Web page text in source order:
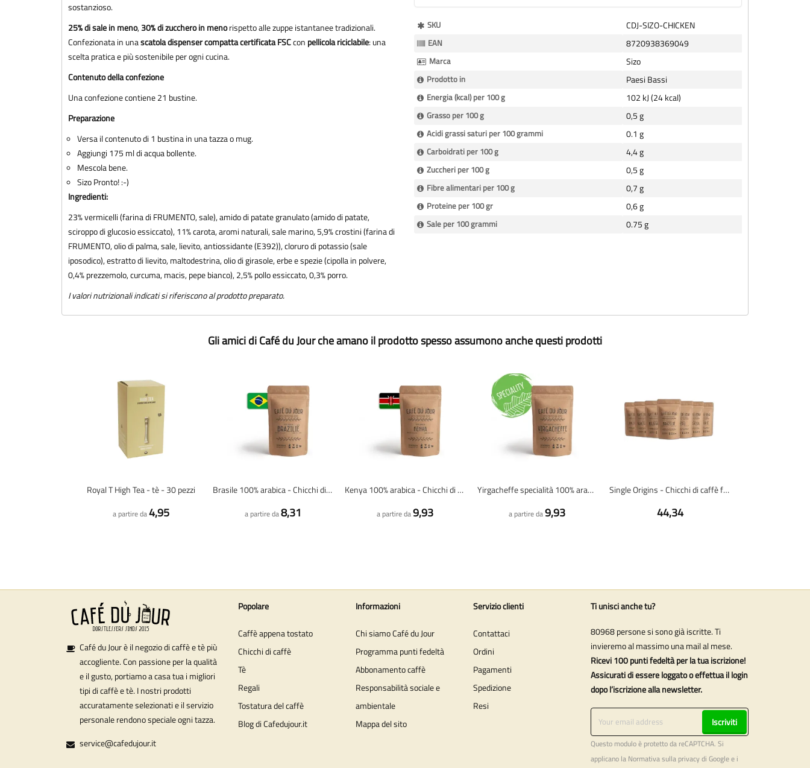
sostanzioso.
25% di sale in meno,30% di zucchero in menorispetto alle zuppe istantanee tradizionali.
Confezionata in unascatola dispenser compatta certificata FSCcon pellicola riciclabile: una
scelta pratica e più sostenibile per ogni cucina.
Contenuto della confezione
Una confezione contiene 21 bustine.
Preparazione
Versa il contenuto di 1 bustina in una tazza o mug.
Aggiungi 175 ml di acqua bollente.
Mescola bene.
Sizo Pronto! :-)
Ingredienti:
23% vermicelli (farina di FRUMENTO, sale), amido di patate granulato (amido di patate,
sciroppo di glucosio essiccato), 11% carota, aromi naturali, sale marino, 5,9% crostini (farina di
FRUMENTO, olio di palma, sale, lievito, antiossidante (E392)), cloruro di potassio (sale
iposodico), estratto di lievito, maltodestrina, olio di girasole, erbe e spezie (cipolla in polvere,
0,4% prezzemolo, curcuma, macis, pepe bianco), 2,5% pollo essiccato, 0,3% porro.
I valori nutrizionali indicati si riferiscono al prodotto preparato.
Maggiori
Informazioni
SKU CDJ-SIZO-CHICKEN
EAN 8720938369049
Marca Sizo
Prodotto in Paesi Bassi
Energia (kcal) per 100 g 102 kJ (24 kcal)
Grasso per 100 g 0,5 g
Acidi grassi saturi per 100 grammi 0.1 g
Carboidrati per 100 g 4,4 g
Zuccheri per 100 g 0,5 g
Fibre alimentari per 100 g 0,7 g
Proteine per 100 gr 0,6 g
Sale per 100 grammi 0.75 g
Gli amici di Café du Jour che amano il prodotto spesso assumono anche questi prodotti
Royal T High Tea - tè - 30 pezzi
a partire da4,95
Brasile 100% arabica - Chicchi di caffè freschi
a partire da8,31
Kenya 100% arabica - Chicchi di caffè freschi
a partire da9,93
Yirgacheffe specialità 100% arabica - Chicchi di caffè freschi
a partire da9,93
Single Origins - Chicchi di caffè freschi - 7 x 250 grammi
44,34
Café du Jour è il negozio di caffè e tè più
accogliente. Con passione per la qualità
e il gusto, portiamo a casa tua i migliori
tipi di caffè e tè. I nostri prodotti
accuratamente selezionati e il servizio
personale rendono speciale ogni tazza.
service@cafedujour.it
Popolare
Caffè appena tostato
Chicchi di caffè
Tè
Regali
Tostatura del caffè
Blog di Cafedujour.it
Informazioni
Chi siamo Café du Jour
Programma punti fedeltà
Abbonamento caffè
Responsabilità sociale e
ambientale
Mappa del sito
Servizio clienti
Contattaci
Ordini
Pagamenti
Spedizione
Resi
Ti unisci anche tu?
80968 persone si sono già iscritte. Ti
invieremo al massimo una mail al mese.
Ricevi 100 punti fedeltà per la tua iscrizione!
Assicurati di essere loggato o effettua il login
dopo l’iscrizione alla newsletter.
Iscriviti
Questo modulo è protetto da reCAPTCHA. Si
applicano la Normativa sulla privacydi Google e i